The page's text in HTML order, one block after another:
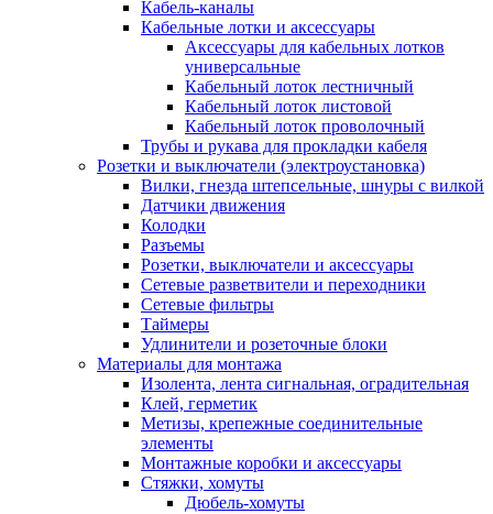
Кабель-каналы
Кабельные лотки и аксессуары
Аксессуары для кабельных лотков
универсальные
Кабельный лоток лестничный
Кабельный лоток листовой
Кабельный лоток проволочный
Трубы и рукава для прокладки кабеля
Розетки и выключатели (электроустановка)
Вилки, гнезда штепсельные, шнуры с вилкой
Датчики движения
Колодки
Разъемы
Розетки, выключатели и аксессуары
Сетевые разветвители и переходники
Сетевые фильтры
Таймеры
Удлинители и розеточные блоки
Материалы для монтажа
Изолента, лента сигнальная, оградительная
Клей, герметик
Метизы, крепежные соединительные
элементы
Монтажные коробки и аксессуары
Стяжки, хомуты
Дюбель-хомуты